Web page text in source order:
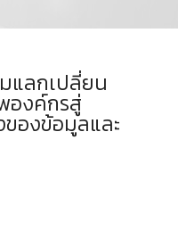
แลกเปลี่ยน
องค์กรสู่
องข้อมูลและ